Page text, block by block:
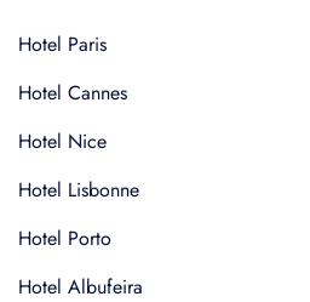
Hotel Paris
Hotel Cannes
Hotel Nice
Hotel Lisbonne
Hotel Porto
Hotel Albufeira